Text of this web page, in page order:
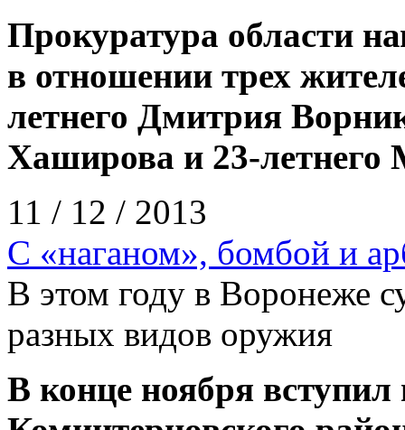
Прокуратура области
в отношении трех
летнего Дмитрия
Хаширова и 23-летнего
11 / 12 / 2013
С «наганом», бомбой и
В этом году в Воронеже
разных видов оружия
В конце ноября